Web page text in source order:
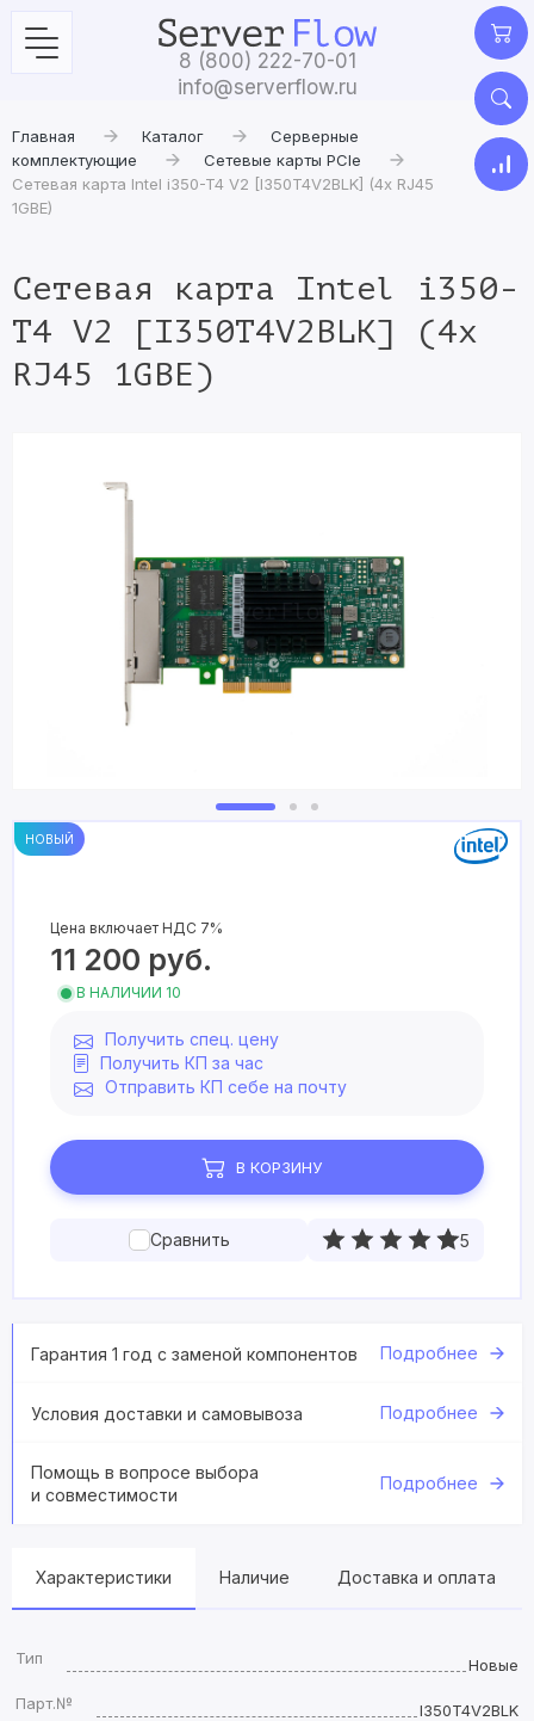
8 (800) 222-70-01
info@serverflow.ru
Главная Каталог
Серверные
комплектующие
Сетевые карты PCIe
Сетевая карта Intel i350-T4 V2 [I350T4V2BLK] (4x RJ45
1GBE)
Сетевая карта Intel i350-
T4 V2 [I350T4V2BLK] (4x
RJ45 1GBE)
НОВЫЙ
Цена включает НДС 7%
11 200 руб.
В НАЛИЧИИ 10
Получить спец. цену
Получить КП за час
Отправить КП себе на почту
В КОРЗИНУ
Сравнить 5
Гарантия 1 год с заменой компонентов Подробнее
Условия доставки и самовывоза Подробнее
Помощь в вопросе выбора
и совместимости
Подробнее
Характеристики Наличие Доставка и оплата
Тип
Новые
Парт.№
I350T4V2BLK